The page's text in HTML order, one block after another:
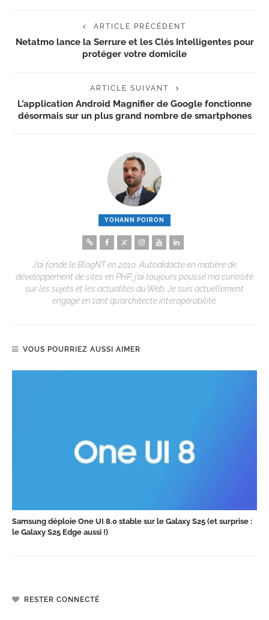
ARTICLE PRÉCÉDENT
Netatmo lance la Serrure et les Clés Intelligentes pour
protéger votre domicile
ARTICLE SUIVANT
L’application Android Magnifier de Google fonctionne
désormais sur un plus grand nombre de smartphones
YOHANN POIRON
J’ai fondé le BlogNT en 2010. Autodidacte en matière de
développement de sites en PHP, j’ai toujours poussé ma curiosité
sur les sujets et les actualités du Web. Je suis actuellement
engagé en tant qu’architecte interopérabilité.
VOUS POURRIEZ AUSSI AIMER
Samsung déploie One UI 8.0 stable sur le Galaxy S25 (et surprise :
le Galaxy S25 Edge aussi !)
RESTER CONNECTÉ